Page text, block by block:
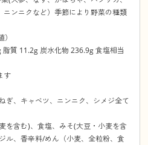
ニンニクなど）季節により野菜の種類
質 11.2g 炭水化物 236.9g 食塩相当
す
ぎ、キャベツ、ニンニク、シメジ全て
を含む)、食塩、みそ(大豆・小麦を含
ル、香辛料/めん（小麦、全粒粉、食